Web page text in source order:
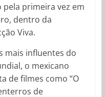
primeira vez em
dentro da
Viva.
mais influentes do
o mexicano
de filmes como “O
de